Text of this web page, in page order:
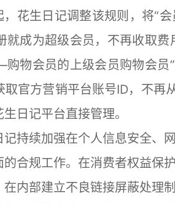
生日记调整该规则，将“会
成为超级会员，不再收取费
物会员的上级会员购物会员
官方营销平台账号ID，不再
日记平台直接管理。
续加强在个人信息安全、
合规工作。在消费者权益保
内部建立不良链接屏蔽处理